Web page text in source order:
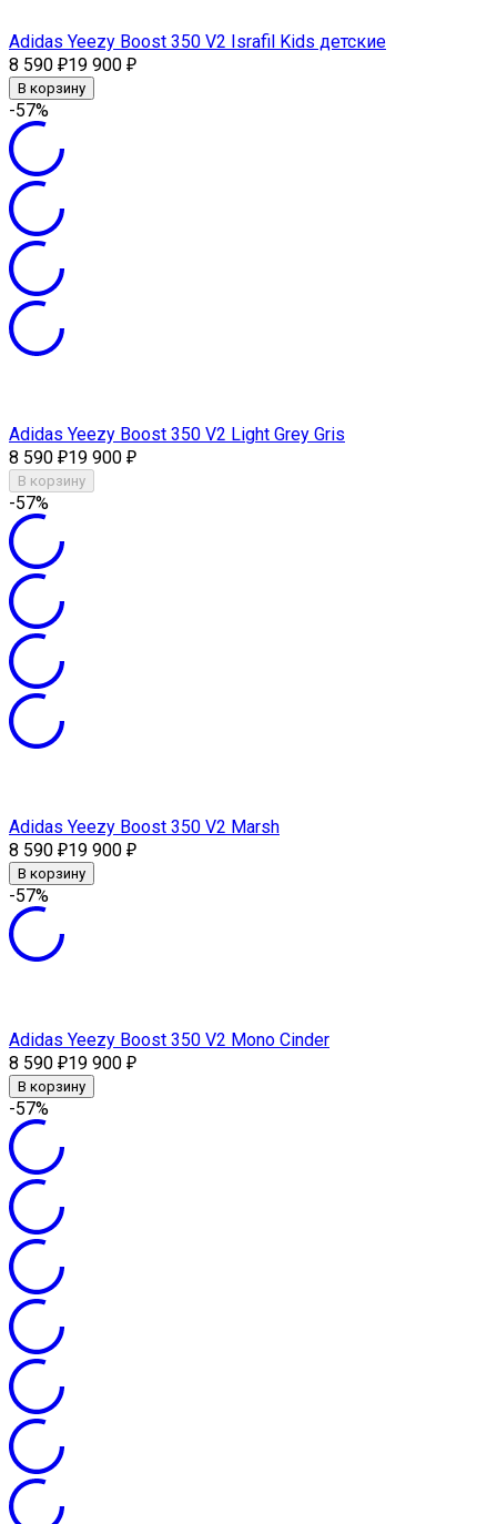
Adidas Yeezy Boost 350 V2 Israfil Kids детские
8 590 ₽19 900 ₽
В корзину
-57%
Adidas Yeezy Boost 350 V2 Light Grey Gris
8 590 ₽19 900 ₽
В корзину
-57%
Adidas Yeezy Boost 350 V2 Marsh
8 590 ₽19 900 ₽
В корзину
-57%
Adidas Yeezy Boost 350 V2 Mono Cinder
8 590 ₽19 900 ₽
В корзину
-57%